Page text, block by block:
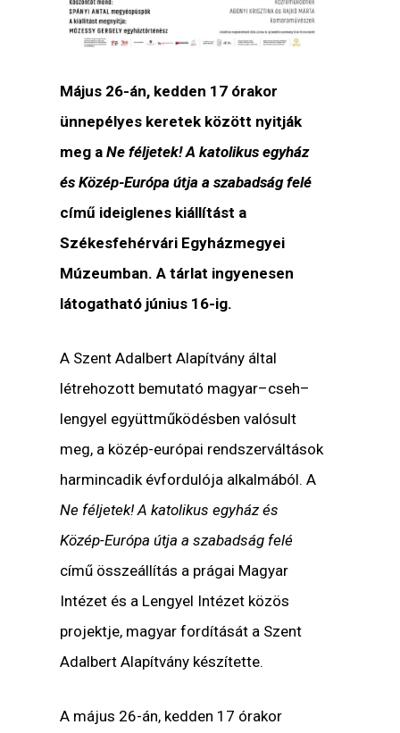
Május 26-án, kedden 17 órakor
ünnepélyes keretek között nyitják
meg aNe féljetek! A katolikus egyház
és Közép-Európa útja a szabadság felé
című ideiglenes kiállítást a
Székesfehérvári Egyházmegyei
Múzeumban. A tárlat ingyenesen
látogatható június 16-ig.
A Szent Adalbert Alapítvány által
létrehozott bemutató magyar–cseh–
lengyel együttműködésben valósult
meg, a közép-európai rendszerváltások
harmincadik évfordulója alkalmából. A
Ne féljetek! A katolikus egyház és
Közép-Európa útja a szabadság felé
című összeállítás a prágai Magyar
Intézet és a Lengyel Intézet közös
projektje, magyar fordítását a Szent
Adalbert Alapítvány készítette.
A május 26-án, kedden 17 órakor